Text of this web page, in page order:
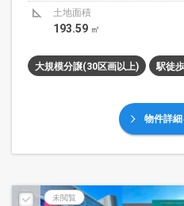
土地面積
193.59 ㎡
大規模分譲(30区画以上) 駅徒
物件詳
未閲覧